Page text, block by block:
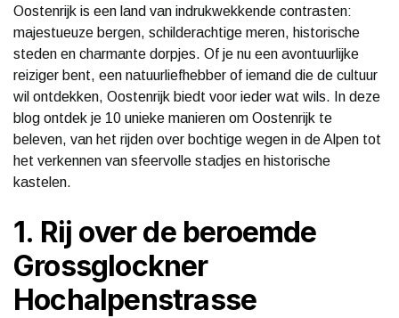
Oostenrijk is een land van indrukwekkende contrasten:
majestueuze bergen, schilderachtige meren, historische
steden en charmante dorpjes. Of je nu een avontuurlijke
reiziger bent, een natuurliefhebber of iemand die de cultuur
wil ontdekken, Oostenrijk biedt voor ieder wat wils. In deze
blog ontdek je 10 unieke manieren om Oostenrijk te
beleven, van het rijden over bochtige wegen in de Alpen tot
het verkennen van sfeervolle stadjes en historische
kastelen.
1. Rij over de beroemde
Grossglockner
Hochalpenstrasse